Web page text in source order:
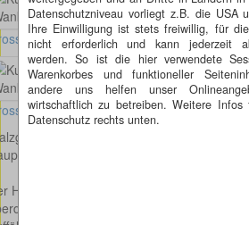
Datenschutzniveau vorliegt z.B. die USA
Ihre Einwilligung ist stets freiwillig, für
nicht erforderlich und kann jederzeit
werden. So ist die hier verwendete
Warenkorbes und funktioneller
andere uns helfen unser
wirtschaftlich zu betreiben. Weitere
Datenschutz rechts unten.
Bild anzeigen
Bild anzeigen
(BW)
- Wankelstraße - Daimlerstraße
Hobel Bei diesem Kunstwerk handelt es
Hobel wie man ihn aus